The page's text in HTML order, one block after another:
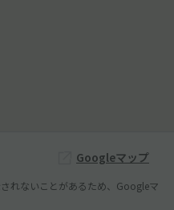
Googleマップ
れないことがあるため、Googleマ